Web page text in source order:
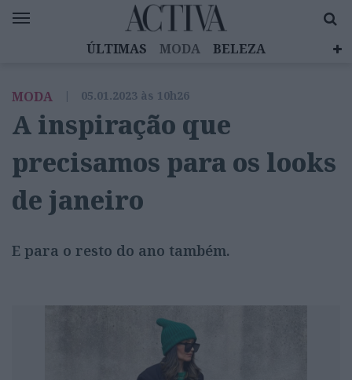
ÚLTIMAS MODA
BELEZA
EMOÇÕES
MULHERES INSPIRADORAS
DIZ QUEM SABE
ACTIVA BRAND STUDIO
MODA | 05.01.2023 às 10h26
A inspiração que
precisamos para os looks
de janeiro
E para o resto do ano também.